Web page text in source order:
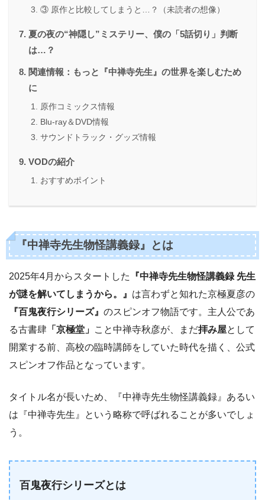
③ 原作と比較してしまうと…？（未読者の想像）
夏の夜の“神隠し”ミステリー、僕の「5話切り」判断
は…？
関連情報：もっと『中禅寺先生』の世界を楽しむため
に
原作コミックス情報
Blu-ray＆DVD情報
サウンドトラック・グッズ情報
VODの紹介
おすすめポイント
『中禅寺先生物怪講義録』とは
2025年4月からスタートした
『中禅寺先生物怪講義録 先生
が謎を解いてしまうから。』 は言わずと知れた京極夏彦の
『百鬼夜行シリーズ』 のスピンオフ物語です。主人公であ
る古書肆 「京極堂」 こと中禅寺秋彦が、まだ拝み屋として
開業する前、高校の臨時講師をしていた時代を描く、公式
スピンオフ作品となっています。
タイトル名が長いため、『中禅寺先生物怪講義録』あるい
は『中禅寺先生』という略称で呼ばれることが多いでしょ
う。
百鬼夜行シリーズとは